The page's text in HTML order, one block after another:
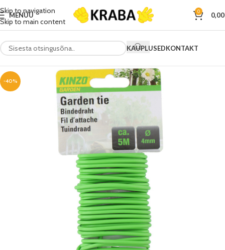
Skip to navigation
Skip to main content
MENÜÜ 0
KAUPLUSEDKONTAKT
-40%